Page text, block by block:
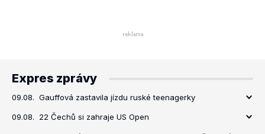
Expres zprávy
09.08. Gauffová zastavila jízdu ruské teenagerky
09.08. 22 Čechů si zahraje US Open